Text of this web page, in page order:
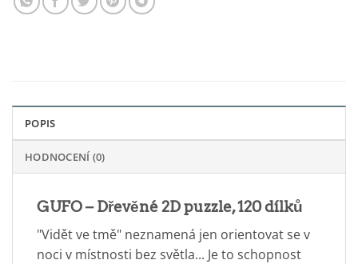
POPIS
HODNOCENÍ (0)
GUFO – Dřevěné 2D puzzle, 120 dílků
"Vidět ve tmě" neznamená jen orientovat se v
noci v místnosti bez světla... Je to schopnost